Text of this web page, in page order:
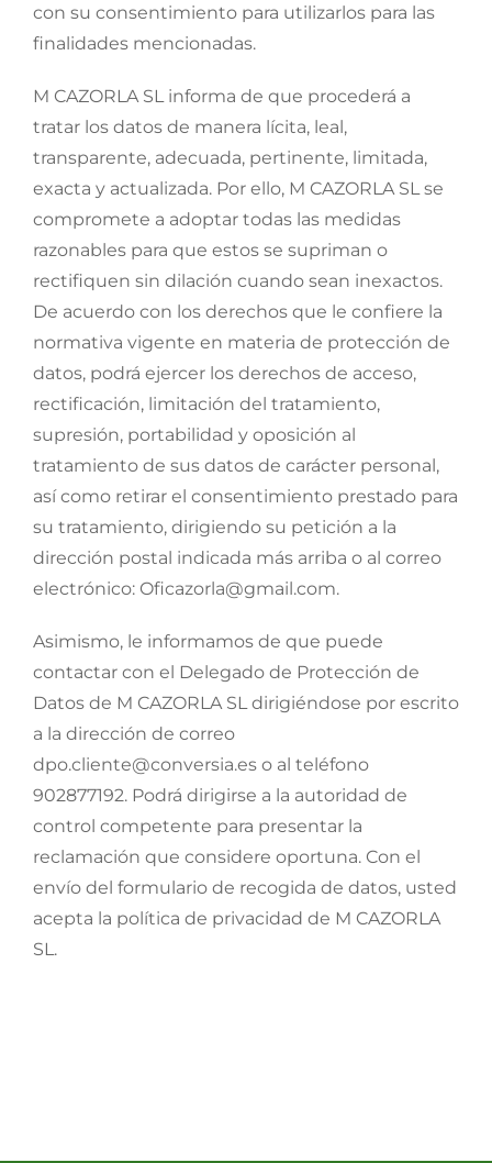
con su consentimiento para utilizarlos para las
finalidades mencionadas.
M CAZORLA SL informa de que procederá a
tratar los datos de manera lícita, leal,
transparente, adecuada, pertinente, limitada,
exacta y actualizada. Por ello, M CAZORLA SL se
compromete a adoptar todas las medidas
razonables para que estos se supriman o
rectifiquen sin dilación cuando sean inexactos.
De acuerdo con los derechos que le confiere la
normativa vigente en materia de protección de
datos, podrá ejercer los derechos de acceso,
rectificación, limitación del tratamiento,
supresión, portabilidad y oposición al
tratamiento de sus datos de carácter personal,
así como retirar el consentimiento prestado para
su tratamiento, dirigiendo su petición a la
dirección postal indicada más arriba o al correo
electrónico: Oficazorla@gmail.com.
Asimismo, le informamos de que puede
contactar con el Delegado de Protección de
Datos de M CAZORLA SL dirigiéndose por escrito
a la dirección de correo
dpo.cliente@conversia.es o al teléfono
902877192. Podrá dirigirse a la autoridad de
control competente para presentar la
reclamación que considere oportuna. Con el
envío del formulario de recogida de datos, usted
acepta la política de privacidad de M CAZORLA
SL.